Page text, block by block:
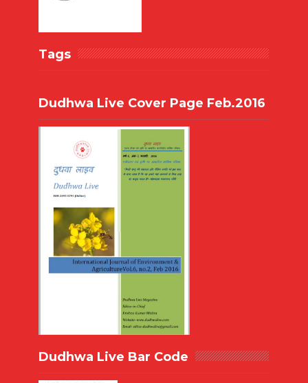
Tags
Dudhwa Live Cover Page Feb.2016
Dudhwa Live Bar Code